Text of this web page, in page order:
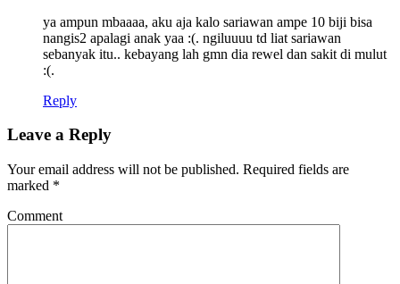
ya ampun mbaaaa, aku aja kalo sariawan ampe 10 biji bisa
nangis2 apalagi anak yaa :(. ngiluuuu td liat sariawan
sebanyak itu.. kebayang lah gmn dia rewel dan sakit di mulut
:(.
Reply
Leave a Reply
Your email address will not be published. Required fields are
marked *
Comment